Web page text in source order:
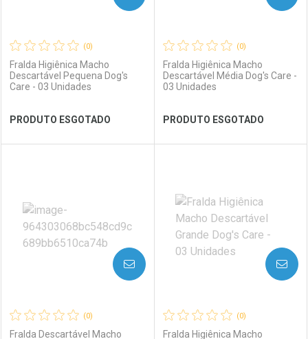
(0)
Fralda Higiênica Macho
Descartável Pequena Dog's
Care - 03 Unidades
PRODUTO ESGOTADO
Laboratório
Por Menos
(0)
Fralda Higiênica Macho
Descartável Média Dog's Care -
03 Unidades
PRODUTO ESGOTADO
Laboratório
Por Menos
(0)
Fralda Descartável Macho
AVISE-ME
(0)
Fralda Higiênica Macho
AVISE-ME